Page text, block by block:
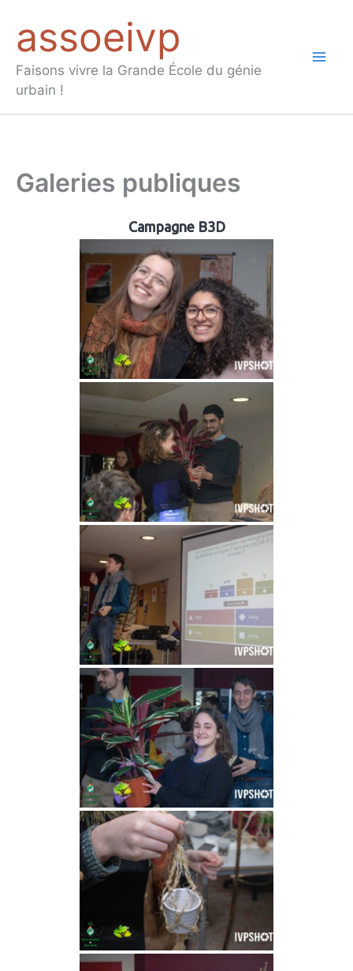
contenu
assoeivp
Faisons vivre la Grande École du génie
urbain !
Galeries publiques
Campagne B3D